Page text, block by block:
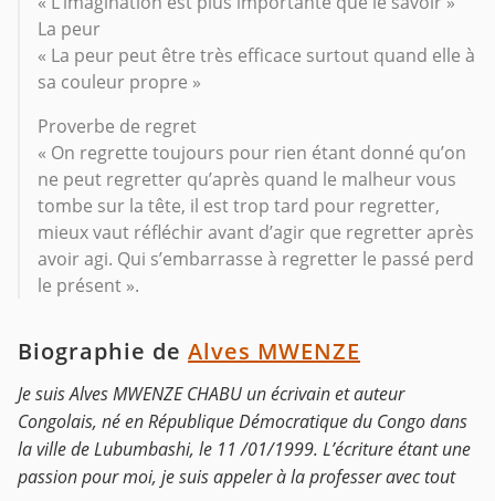
La peur
« La peur peut être très efficace surtout quand elle à
sa couleur propre »
Proverbe de regret
« On regrette toujours pour rien étant donné qu’on
ne peut regretter qu’après quand le malheur vous
tombe sur la tête, il est trop tard pour regretter,
mieux vaut réfléchir avant d’agir que regretter après
avoir agi. Qui s’embarrasse à regretter le passé perd
le présent ».
Biographie de Alves MWENZE
Je suis Alves MWENZE CHABU un écrivain et auteur
Congolais, né en République Démocratique du Congo dans
la ville de Lubumbashi, le 11 /01/1999. L’écriture étant une
passion pour moi, je suis appeler à la professer avec tout